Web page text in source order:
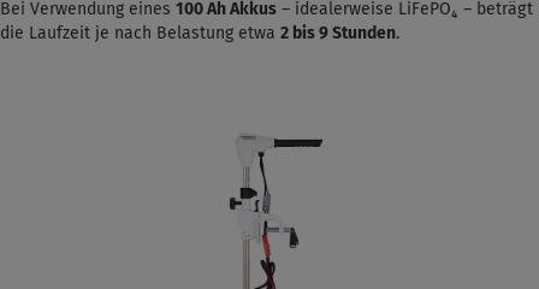
Bei Verwendung eines 100 Ah Akkus – idealerweise LiFePO₄ – beträgt
die Laufzeit je nach Belastung etwa 2 bis 9 Stunden.